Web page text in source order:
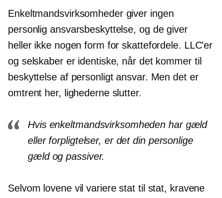
Enkeltmandsvirksomheder giver ingen
personlig ansvarsbeskyttelse, og de giver
heller ikke nogen form for skattefordele. LLC'er
og selskaber er identiske, når det kommer til
beskyttelse af personligt ansvar. Men det er
omtrent her, lighederne slutter.
Hvis enkeltmandsvirksomheden har gæld
eller forpligtelser, er det din personlige
gæld og passiver.
Selvom lovene vil varierestat til stat, kravene